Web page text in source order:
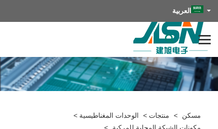
العربية
مسكن > منتجات > الوحدات المغناطيسية >